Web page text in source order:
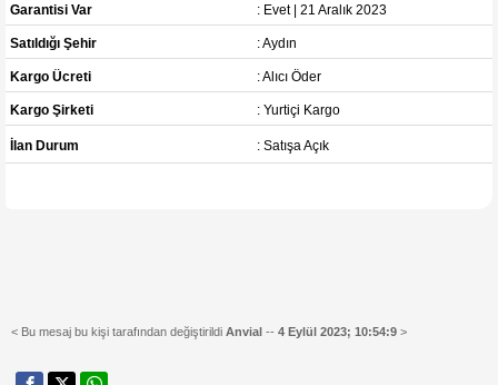
Garantisi Var : Evet | 21 Aralık 2023
Satıldığı Şehir : Aydın
Kargo Ücreti : Alıcı Öder
Kargo Şirketi : Yurtiçi Kargo
İlan Durum : Satışa Açık
< Bu mesaj bu kişi tarafından değiştirildi Anvial -- 4 Eylül 2023; 10:54:9 >